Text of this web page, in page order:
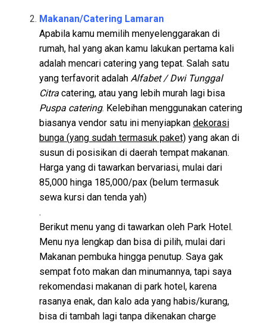
Makanan/Catering Lamaran
Apabila kamu memilih menyelenggarakan di
rumah, hal yang akan kamu lakukan pertama kali
adalah mencari catering yang tepat. Salah satu
yang terfavorit adalah Alfabet / Dwi Tunggal
Citracatering, atau yang lebih murah lagi bisa
Puspa catering. Kelebihan menggunakan catering
biasanya vendor satu ini menyiapkan dekorasi
bunga (yang sudah termasuk paket)yang akan di
susun di posisikan di daerah tempat makanan.
Harga yang di tawarkan bervariasi, mulai dari
85,000 hinga 185,000/pax (belum termasuk
sewa kursi dan tenda yah)
.
Berikut menu yang di tawarkan oleh Park Hotel.
Menu nya lengkap dan bisa di pilih, mulai dari
Makanan pembuka hingga penutup. Saya gak
sempat foto makan dan minumannya, tapi saya
rekomendasi makanan di park hotel, karena
rasanya enak, dan kalo ada yang habis/kurang,
bisa di tambah lagi tanpa dikenakan charge